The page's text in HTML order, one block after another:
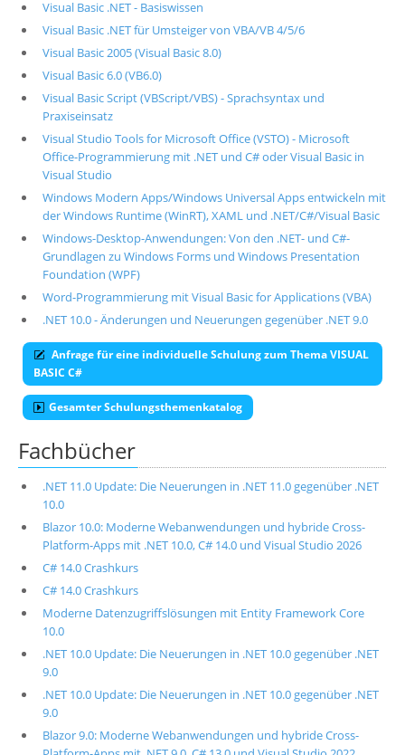
Visual Basic .NET - Basiswissen
Visual Basic .NET für Umsteiger von VBA/VB 4/5/6
Visual Basic 2005 (Visual Basic 8.0)
Visual Basic 6.0 (VB6.0)
Visual Basic Script (VBScript/VBS) - Sprachsyntax und
Praxiseinsatz
Visual Studio Tools for Microsoft Office (VSTO) - Microsoft
Office-Programmierung mit .NET und C# oder Visual Basic in
Visual Studio
Windows Modern Apps/Windows Universal Apps entwickeln mit
der Windows Runtime (WinRT), XAML und .NET/C#/Visual Basic
Windows-Desktop-Anwendungen: Von den .NET- und C#-
Grundlagen zu Windows Forms und Windows Presentation
Foundation (WPF)
Word-Programmierung mit Visual Basic for Applications (VBA)
.NET 10.0 - Änderungen und Neuerungen gegenüber .NET 9.0
Anfrage für eine individuelle Schulung zum Thema VISUAL
BASIC C#
Gesamter Schulungsthemenkatalog
Fachbücher
.NET 11.0 Update: Die Neuerungen in .NET 11.0 gegenüber .NET
10.0
Blazor 10.0: Moderne Webanwendungen und hybride Cross-
Platform-Apps mit .NET 10.0, C# 14.0 und Visual Studio 2026
C# 14.0 Crashkurs
C# 14.0 Crashkurs
Moderne Datenzugriffslösungen mit Entity Framework Core
10.0
.NET 10.0 Update: Die Neuerungen in .NET 10.0 gegenüber .NET
9.0
.NET 10.0 Update: Die Neuerungen in .NET 10.0 gegenüber .NET
9.0
Blazor 9.0: Moderne Webanwendungen und hybride Cross-